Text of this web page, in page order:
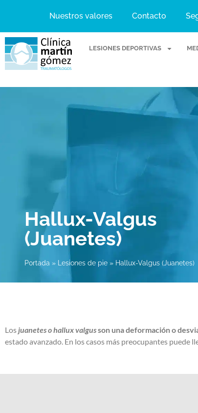
Nuestros valores Contacto
LESIONES DEPORTIVAS
Hallux-Valgus
(Juanetes)
Portada » Lesiones de pie » Hallux-Valgus (Juanetes)
Losjuanetes o hallux valgusson una deformación o
estado avanzado. En los casos más preocupantes puede